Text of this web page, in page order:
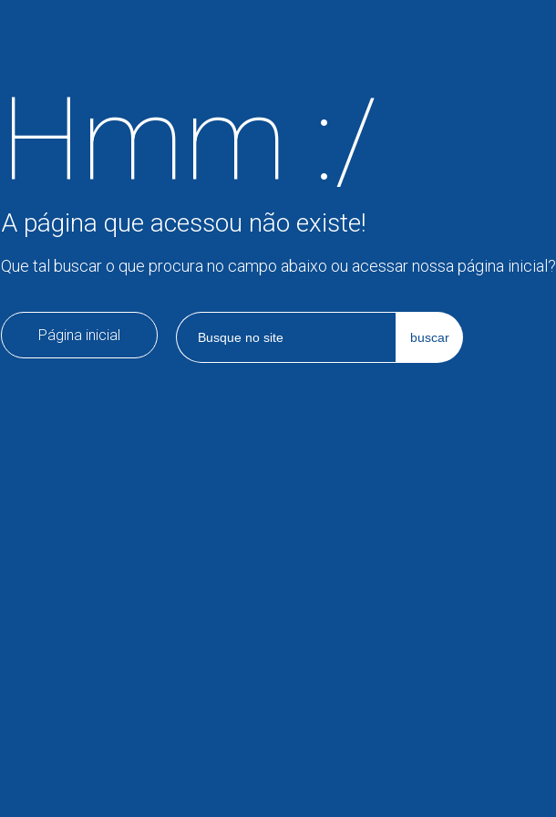
Hmm :/
A página que acessou não existe!
Que tal buscar o que procura no campo abaixo ou acessar nossa página inicial?
Página inicial